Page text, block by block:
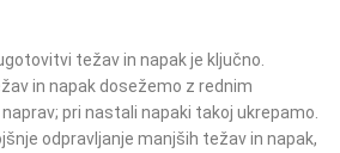
težav in napak je ključno.
in napak dosežemo z rednim
pri nastali napaki takoj ukrepamo.
odpravljanje manjših težav in napak,